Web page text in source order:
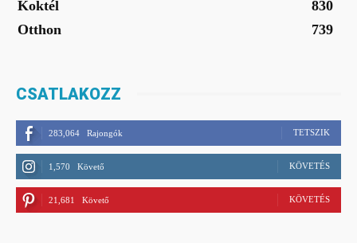
Koktél
830
Otthon
739
CSATLAKOZZ
283,064 Rajongók TETSZIK
1,570 Követő KÖVETÉS
21,681 Követő KÖVETÉS